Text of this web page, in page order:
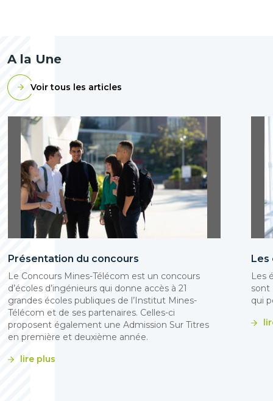
A la Une
Voir tous les articles
Présentation du concours
Le Concours Mines-Télécom est un concours
d’écoles d’ingénieurs qui donne accès à 21
grandes écoles publiques de l’Institut Mines-
Télécom et de ses partenaires. Celles-ci
proposent également une Admission Sur Titres
en première et deuxième année.
lire plus
Les
Les
sont
qui